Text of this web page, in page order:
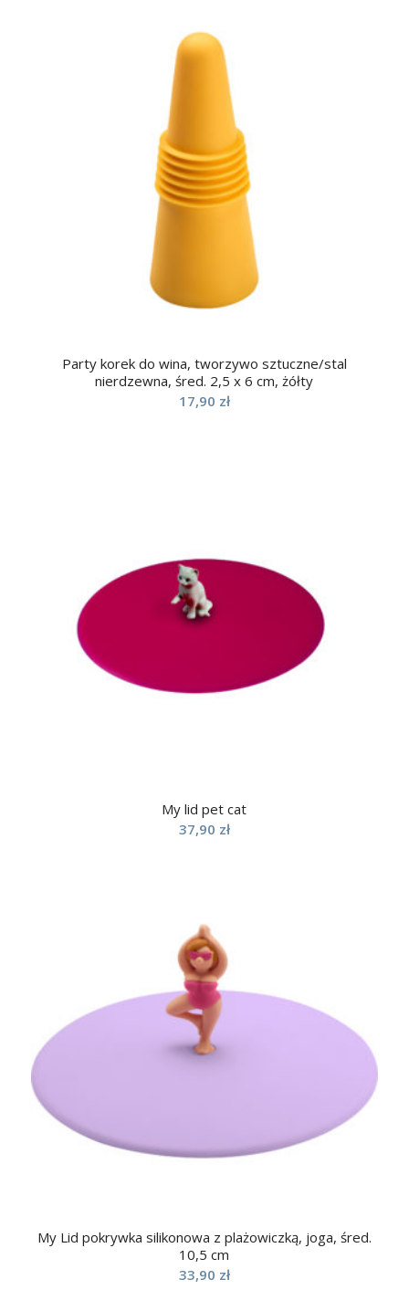
Party korek do wina, tworzywo sztuczne/stal
nierdzewna, śred. 2,5 x 6 cm, żółty
17,90 zł
My lid pet cat
37,90 zł
My Lid pokrywka silikonowa z plażowiczką, joga, śred.
10,5 cm
33,90 zł